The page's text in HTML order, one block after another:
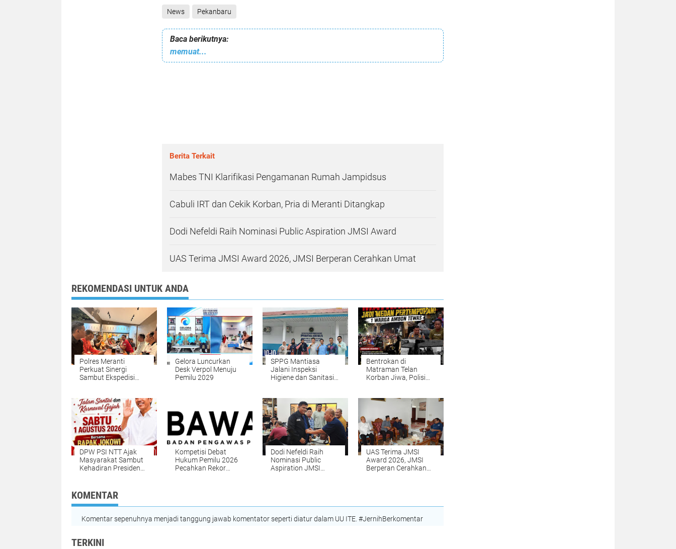
News Pekanbaru
Baca berikutnya:
memuat...
Berita Terkait
Mabes TNI Klarifikasi Pengamanan Rumah Jampidsus
Cabuli IRT dan Cekik Korban, Pria di Meranti Ditangkap
Dodi Nefeldi Raih Nominasi Public Aspiration JMSI Award
UAS Terima JMSI Award 2026, JMSI Berperan Cerahkan Umat
REKOMENDASI UNTUK ANDA
Polres Meranti
Perkuat Sinergi
Sambut Ekspedisi
Gelora Luncurkan
Desk Verpol Menuju
Pemilu 2029
SPPG Mantiasa
Jalani Inspeksi
Higiene dan Sanitasi
Bentrokan di
Matraman Telan
Korban Jiwa, Polisi
DPW PSI NTT Ajak
Masyarakat Sambut
Kehadiran Presiden
Kompetisi Debat
Hukum Pemilu 2026
Pecahkan Rekor
Dodi Nefeldi Raih
Nominasi Public
Aspiration JMSI
UAS Terima JMSI
Award 2026, JMSI
Berperan Cerahkan
KOMENTAR
Komentar sepenuhnya menjadi tanggung jawab komentator seperti diatur dalam UU ITE. #JernihBerkomentar
TERKINI